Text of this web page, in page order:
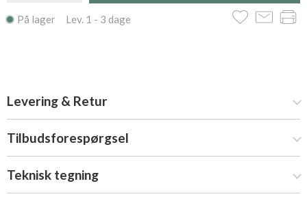
På lager Lev. 1 - 3 dage
Levering & Retur
Tilbudsforespørgsel
Teknisk tegning